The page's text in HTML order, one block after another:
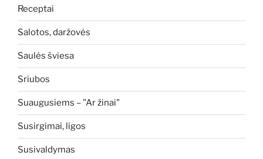
Receptai
Salotos, daržovės
Saulės šviesa
Sriubos
Suaugusiems – "Ar žinai"
Susirgimai, ligos
Susivaldymas